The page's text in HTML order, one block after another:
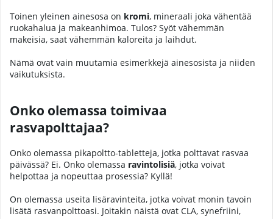
Toinen yleinen ainesosa on kromi, mineraali joka vähentää
ruokahalua ja makeanhimoa. Tulos? Syöt vähemmän
makeisia, saat vähemmän kaloreita ja laihdut.
Nämä ovat vain muutamia esimerkkejä ainesosista ja niiden
vaikutuksista.
Onko olemassa toimivaa
rasvapolttajaa?
Onko olemassa pikapoltto-tabletteja, jotka polttavat rasvaa
päivässä? Ei. Onko olemassa ravintolisiä, jotka voivat
helpottaa ja nopeuttaa prosessia? Kyllä!
On olemassa useita lisäravinteita, jotka voivat monin tavoin
lisätä rasvanpolttoasi. Joitakin näistä ovat CLA, synefriini,